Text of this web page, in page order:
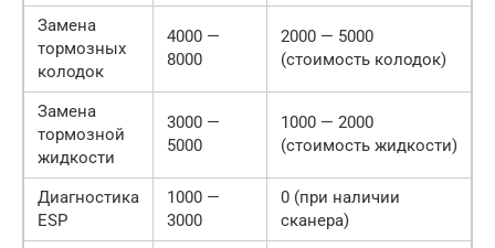
Замена
тормозных
колодок
4000 —
8000
2000 — 5000
(стоимость колодок)
Замена
тормозной
жидкости
3000 —
5000
1000 — 2000
(стоимость жидкости)
Диагностика
ESP
1000 —
3000
0 (при наличии
сканера)